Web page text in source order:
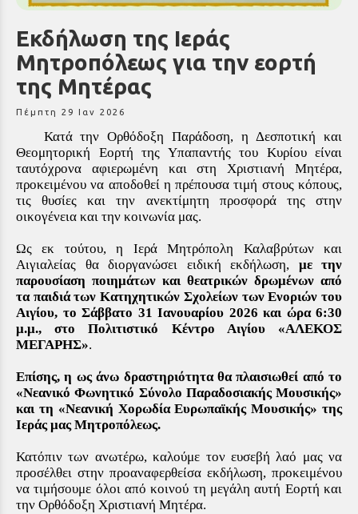
Εκδήλωση της Ιεράς
Μητροπόλεως για την εορτή
της Μητέρας
Πέμπτη 29 Ιαν 2026
Κατά την Ορθόδοξη Παράδοση, η Δεσποτική και
Θεομητορική
Εορτή της Υπαπαντής του Κυρίου είναι
ταυτόχρονα αφιερωμένη και στη Χριστιανή Μητέρα,
προκειμένου να αποδοθεί η πρέπουσα τιμή στους κόπους,
τις θυσίες και την ανεκτίμητη προσφορά της στην
οικογένεια και την κοινωνία μας.
Ως εκ τούτου, η Ιερά Μητρόπολη Καλαβρύτων και
Αιγιαλείας θα διοργανώσει ειδική εκδήλωση, με την
παρουσίαση ποιημάτων και θεατρικών δρωμένων από
τα παιδιά των Κατηχητικών Σχολείων των Ενοριών του
Αιγίου, τo Σάββατο 31 Ιανουαρίου 2026 και ώρα 6:30
μ.μ., στο Πολιτιστικό Κέντρο Αιγίου «ΑΛΕΚΟΣ
ΜΕΓΑΡΗΣ».
Επίσης, η ως άνω δραστηριότητα θα πλαισιωθεί από το
«Νεανικό Φωνητικό Σύνολο Παραδοσιακής Μουσικής»
και τη «Νεανική Χορωδία Ευρωπαϊκής Μουσικής» της
Ιεράς μας Μητροπόλεως.
Κατόπιν των ανωτέρω, καλούμε τον ευσεβή λαό μας να
προσέλθει στην προαναφερθείσα εκδήλωση, προκειμένου
να τιμήσουμε όλοι από κοινού τη μεγάλη αυτή Εορτή και
την Ορθόδοξη Χριστιανή Μητέρα.